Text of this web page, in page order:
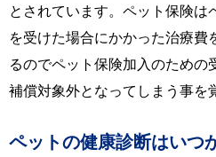
とされています。ペット保険は
を受けた場合にかかった治療費
るのでペット保険加入のための
補償対象外となってしまう事を
ペットの健康診断はいつ